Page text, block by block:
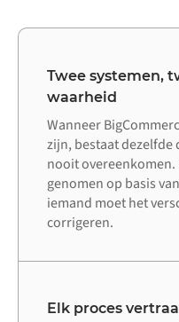
Twee systemen,
waarheid
Wanneer
zijn, bestaat dezelfde
nooit
genomen op basis
iemand moet het
corrigeren.
Elk proces